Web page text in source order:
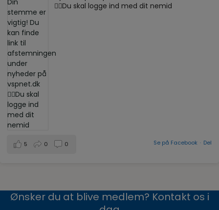
☝🏼Du skal logge ind med dit nemid
Se på Facebook · Del
5 0 0
Ønsker du at blive medlem? Kontakt os i